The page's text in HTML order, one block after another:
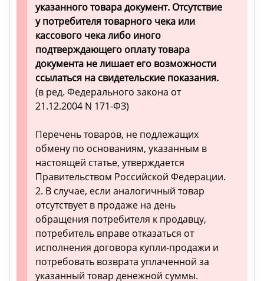
указанного товара документ. Отсутствие
у потребителя товарного чека или
кассового чека либо иного
подтверждающего оплату товара
документа не лишает его возможности
ссылаться на свидетельские показания.
(в ред. Федерального закона от
21.12.2004 N 171-ФЗ)
Перечень товаров, не подлежащих
обмену по основаниям, указанным в
настоящей статье, утверждается
Правительством Российской Федерации.
2. В случае, если аналогичный товар
отсутствует в продаже на день
обращения потребителя к продавцу,
потребитель вправе отказаться от
исполнения договора купли-продажи и
потребовать возврата уплаченной за
указанный товар денежной суммы.